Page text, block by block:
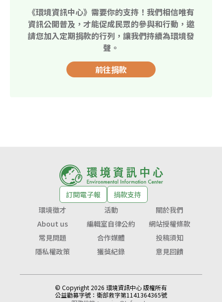
《環境資訊中心》需要你的支持！我們相信唯有
資訊公開普及，才能促成民眾的參與和行動，邀
請您加入定期捐款的行列，讓我們持續為環境發
聲。
前往捐款
訂閱電子報
捐款支持
環境徵才
活動
關於我們
About us
編輯室自律公約
網站授權條款
常見問題
合作媒體
投稿須知
隱私權政策
獲獎紀錄 意見回饋
© Copyright 2026 環境資訊中心 版權所有
公益勸募字號： 衛部救字第1141364365號